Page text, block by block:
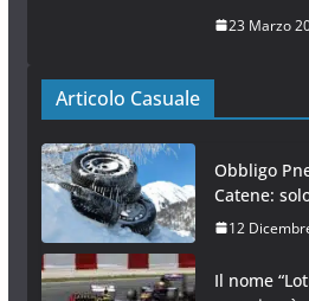
23 Marzo
Articolo Casuale
Obbligo
Catene:
12
Il nome